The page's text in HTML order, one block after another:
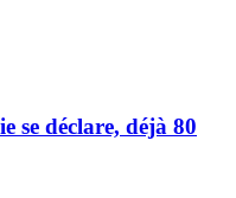
se déclare, déjà 80